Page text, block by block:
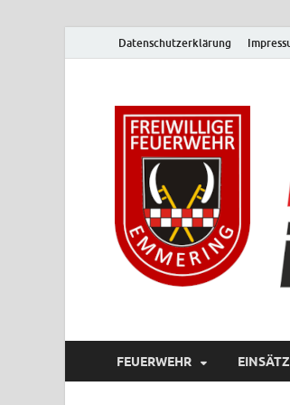
Datenschutzerklärung
FEUERWEHR